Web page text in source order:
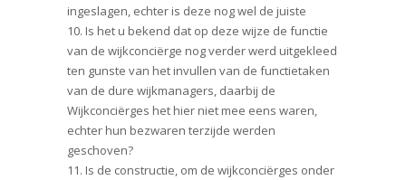
ingeslagen, echter is deze nog wel de juiste
10. Is het u bekend dat op deze wijze de functie
van de wijkconciërge nog verder werd uitgekleed
ten gunste van het invullen van de functietaken
van de dure wijkmanagers, daarbij de
Wijkconciërges het hier niet mee eens waren,
echter hun bezwaren terzijde werden
geschoven?
11. Is de constructie, om de wijkconciërges onder